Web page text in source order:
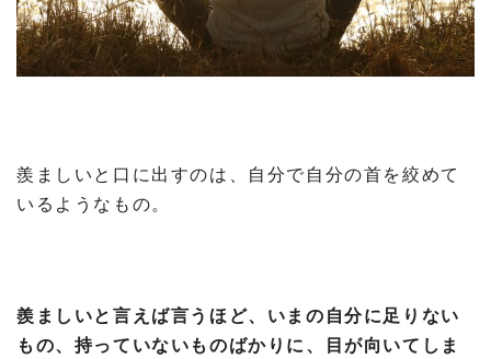
羨ましいと口に出すのは、自分で自分の首を絞めて
いるようなもの。
羨ましいと言えば言うほど、いまの自分に足りない
もの、持っていないものばかりに、目が向いてしま